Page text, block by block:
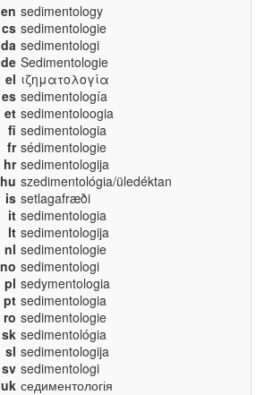
en sedimentology
cs sedimentologie
da sedimentologi
de Sedimentologie
el ιζηματολογία
es sedimentología
et sedimentoloogia
fi sedimentologia
fr sédimentologie
hr sedimentologija
hu szedimentológia/üledéktan
is setlagafræði
it sedimentologia
lt sedimentologija
nl sedimentologie
no sedimentologi
pl sedymentologia
pt sedimentologia
ro sedimentologie
sk sedimentológia
sl sedimentologija
sv sedimentologi
uk седиментологія